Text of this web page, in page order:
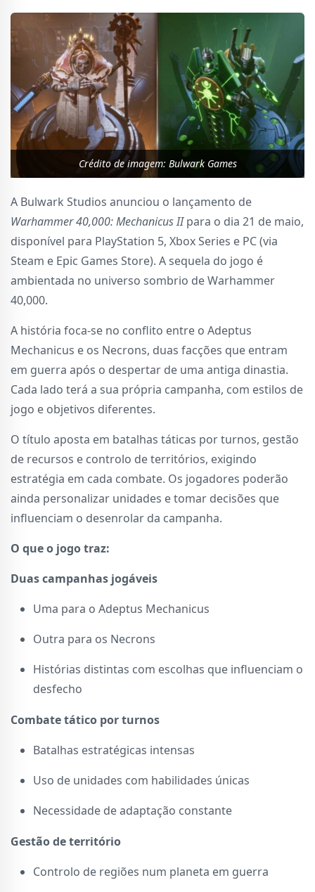
Crédito de imagem: Bulwark Games
A Bulwark Studios anunciou o lançamento de
Warhammer 40,000: Mechanicus IIpara o dia 21 de maio,
disponível para PlayStation 5, Xbox Series e PC (via
Steam e Epic Games Store). A sequela do jogo é
ambientada no universo sombrio de Warhammer
40,000.
A história foca-se no conflito entre o Adeptus
Mechanicus e os Necrons, duas facções que entram
em guerra após o despertar de uma antiga dinastia.
Cada lado terá a sua própria campanha, com estilos de
jogo e objetivos diferentes.
O título aposta em batalhas táticas por turnos, gestão
de recursos e controlo de territórios, exigindo
estratégia em cada combate. Os jogadores poderão
ainda personalizar unidades e tomar decisões que
influenciam o desenrolar da campanha.
O que o jogo traz:
Duas campanhas jogáveis
Uma para o Adeptus Mechanicus
Outra para os Necrons
Histórias distintas com escolhas que influenciam o
desfecho
Combate tático por turnos
Batalhas estratégicas intensas
Uso de unidades com habilidades únicas
Necessidade de adaptação constante
Gestão de território
Controlo de regiões num planeta em guerra